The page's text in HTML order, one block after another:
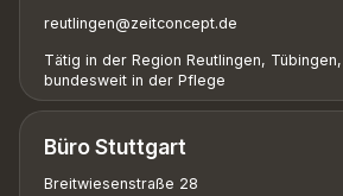
reutlingen@zeitconcept.de
Tätig in der Region Reutlingen,
bundesweit in der Pflege
Büro Stuttgart
Breitwiesenstraße 28